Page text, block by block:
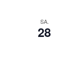
SA.
28